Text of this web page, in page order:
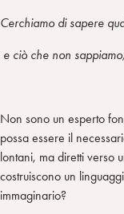
Cerchiamo di sapere
e ciò che non
Non sono un esperto
possa essere il
lontani, ma diretti verso
costruiscono un
immaginario?